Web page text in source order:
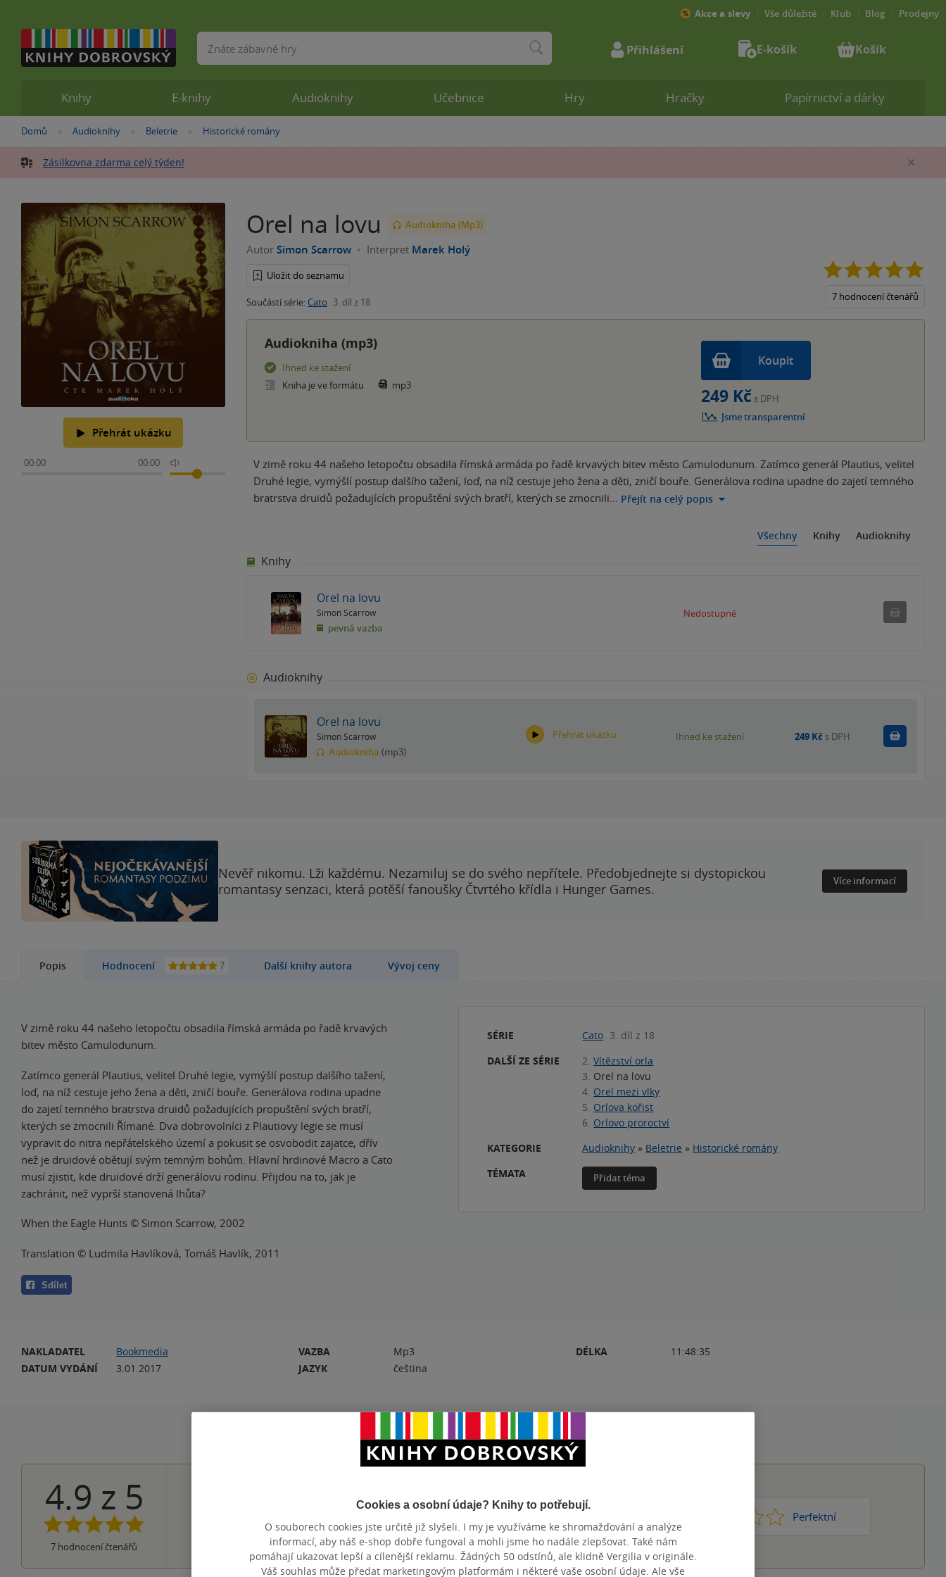
Nacházíte
zde:
Domů »Audioknihy »
Beletrie »Historické romány
Zásilkovna zdarma celý týden!
Přehrát ukázku
00:00 00:00
Orel na lovu Audiokniha (Mp3)
Autor Simon Scarrow Interpret Marek Holý
Uložit do seznamu
Součástí série: Cato 3. díl z 18 7 hodnocení čtenářů
Audiokniha (mp3)
Ihned ke stažení
Kniha je ve formátu
mp3
Koupit
249 Kč s DPH
Jsme transparentní
V zimě roku 44 našeho letopočtu obsadila římská armáda po řadě krvavých bitev město Camulodunum. Zatímco generál Plautius, velitel
Druhé legie, vymýšlí postup dalšího tažení, loď, na níž cestuje jeho žena a děti, zničí bouře. Generálova rodina upadne do zajetí temného
bratrstva druidů požadujících propuštění svých bratří, kterých se zmocnili… Přejít na celý popis
Všechny Knihy Audioknihy
Knihy
Orel na lovu
Simon Scarrow
pevná vazba
Nedostupné
Audioknihy
Orel na lovu
Simon Scarrow
Audiokniha (mp3)
Přehrát ukázku Ihned ke stažení 249 Kč s DPH Koupit
Nevěř nikomu. Lži každému. Nezamiluj se do svého nepřítele. Předobjednejte si dystopickou
romantasy senzaci, která potěší fanoušky Čtvrtého křídla i Hunger Games.
Více informací
Popis Hodnocení 7 Další knihy autora Vývoj ceny
V zimě roku 44 našeho letopočtu obsadila římská armáda po řadě krvavých
bitev město Camulodunum.
Zatímco generál Plautius, velitel Druhé legie, vymýšlí postup dalšího tažení,
loď, na níž cestuje jeho žena a děti, zničí bouře. Generálova rodina upadne
do zajetí temného bratrstva druidů požadujících propuštění svých bratří,
kterých se zmocnili Římané. Dva dobrovolníci z Plautiovy legie se musí
vypravit do nitra nepřátelského území a pokusit se osvobodit zajatce, dřív
než je druidové obětují svým temným bohům. Hlavní hrdinové Macro a Cato
musí zjistit, kde druidové drží generálovu rodinu. Přijdou na to, jak je
zachránit, než vyprší stanovená lhůta?
When the Eagle Hunts © Simon Scarrow, 2002
Translation © Ludmila Havlíková, Tomáš Havlík, 2011
Sdílet
SÉRIE Cato 3. díl z 18
DALŠÍ ZE SÉRIE
2. Vítězství orla
3. Orel na lovu
4. Orel mezi vlky
5. Orlova kořist
6. Orlovo proroctví
KATEGORIE
Audioknihy » Beletrie » Historické romány
TÉMATA
Přidat téma
NAKLADATEL
Bookmedia
DATUM VYDÁNÍ
3.01.2017
VAZBA
Mp3
JAZYK
čeština
DÉLKA 11:48:35
Hodnocení a recenze čtenářů
4.9 z 5
7 hodnocení čtenářů
2 hvězdičky
1 hvezdička
PŘIDEJTE SVÉ HODNOCENÍ PRODUKTU
Hodnocení našich knihkupců: 0.0 z 5 Perfektní
Knihy E-knihy Audioknihy Učebnice Hry Hračky Papírnictví a dárky
Akce a slevy Vše důležité Klub Blog Prodejny
Vyhledávání Přihlášení E-košík Košík
Cookies a osobní údaje? Knihy to potřebují.
O souborech cookies jste určitě již slyšeli. I my je využíváme ke shromažďování a analýze
informací, aby náš e-shop dobře fungoval a mohli jsme ho nadále zlepšovat. Také nám
pomáhají ukazovat lepší a cílenější reklamu. Žádných 50 odstínů, ale klidně Vergilia v originále.
Váš souhlas může předat marketingovým platformám i některé vaše osobní údaje. Ale vše